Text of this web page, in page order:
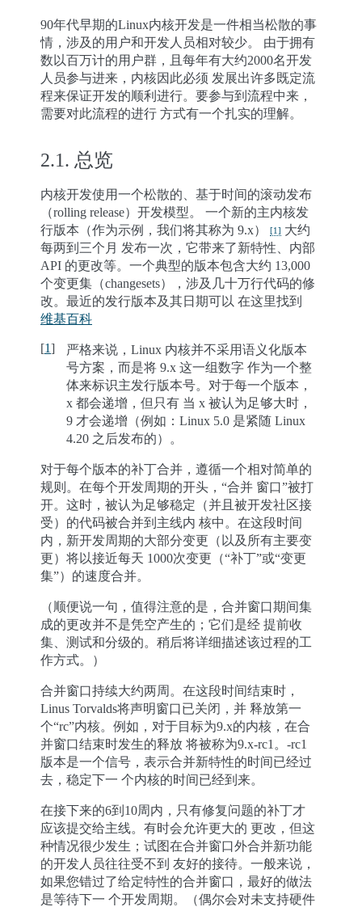
90年代早期的Linux内核开发是一件相当松散的事
情，涉及的用户和开发人员相对较少。 由于拥有
数以百万计的用户群，且每年有大约2000名开发
人员参与进来，内核因此必须 发展出许多既定流
程来保证开发的顺利进行。要参与到流程中来，
需要对此流程的进行 方式有一个扎实的理解。
2.1. 总览
内核开发使用一个松散的、基于时间的滚动发布
（rolling release）开发模型。 一个新的主内核发
行版本（作为示例，我们将其称为 9.x）
[1] 大约
每两到三个月 发布一次，它带来了新特性、内部
API 的更改等。一个典型的版本包含大约 13,000
个变更集（changesets），涉及几十万行代码的修
改。最近的发行版本及其日期可以 在这里找到
维基百科
[1]
严格来说，Linux 内核并不采用语义化版本
号方案，而是将 9.x 这一组数字 作为一个整
体来标识主发行版本号。对于每一个版本，
x 都会递增，但只有 当 x 被认为足够大时，
9 才会递增（例如：Linux 5.0 是紧随 Linux
4.20 之后发布的）。
对于每个版本的补丁合并，遵循一个相对简单的
规则。在每个开发周期的开头，“合并 窗口”被打
开。这时，被认为足够稳定（并且被开发社区接
受）的代码被合并到主线内 核中。在这段时间
内，新开发周期的大部分变更（以及所有主要变
更）将以接近每天 1000次变更（“补丁”或“变更
集”）的速度合并。
（顺便说一句，值得注意的是，合并窗口期间集
成的更改并不是凭空产生的；它们是经 提前收
集、测试和分级的。稍后将详细描述该过程的工
作方式。）
合并窗口持续大约两周。在这段时间结束时，
Linus Torvalds将声明窗口已关闭，并 释放第一
个“rc”内核。例如，对于目标为9.x的内核，在合
并窗口结束时发生的释放 将被称为9.x-rc1。-rc1
版本是一个信号，表示合并新特性的时间已经过
去，稳定下一 个内核的时间已经到来。
在接下来的6到10周内，只有修复问题的补丁才
应该提交给主线。有时会允许更大的 更改，但这
种情况很少发生；试图在合并窗口外合并新功能
的开发人员往往受不到 友好的接待。一般来说，
如果您错过了给定特性的合并窗口，最好的做法
是等待下一 个开发周期。（偶尔会对未支持硬件